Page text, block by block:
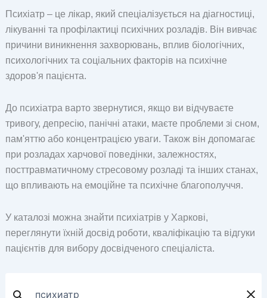
Психіатр – це лікар, який спеціалізується на діагностиці,
лікуванні та профілактиці психічних розладів. Він вивчає
причини виникнення захворювань, вплив біологічних,
психологічних та соціальних факторів на психічне
здоров'я пацієнта.
До психіатра варто звернутися, якщо ви відчуваєте
тривогу, депресію, панічні атаки, маєте проблеми зі сном,
пам'яттю або концентрацією уваги. Також він допомагає
при розладах харчової поведінки, залежностях,
посттравматичному стресовому розладі та інших станах,
що впливають на емоційне та психічне благополуччя.
У каталозі можна знайти психіатрів у Харкові,
переглянути їхній досвід роботи, кваліфікацію та відгуки
пацієнтів для вибору досвідченого спеціаліста.